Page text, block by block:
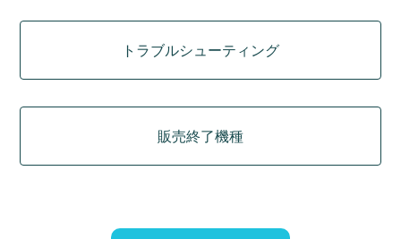
トラブルシューティング
販売終了機種